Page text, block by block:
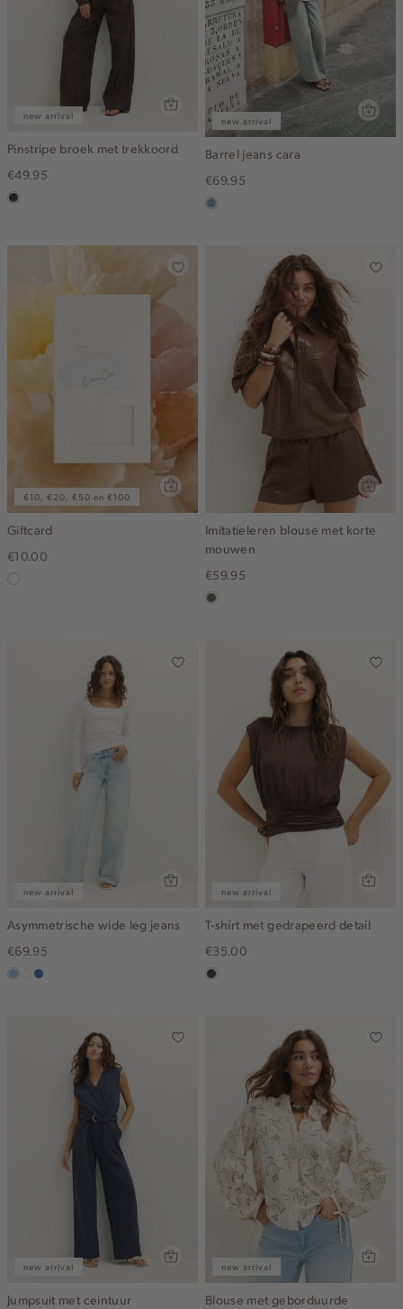
new arrival
Pinstripe broek met trekkoord
€49.95
choco
new arrival
Barrel jeans cara
€69.95
dusty
€10, €20, €50 en €100
Giftcard
€10.00
Imitatieleren blouse met korte
mouwen
€59.95
middenbruin
new arrival
Asymmetrische wide leg jeans
€69.95
blauw,
witblauw,
new arrival
T-shirt met gedrapeerd detail
€35.00
choco
new arrival
Jumpsuit met ceintuur
new arrival
Blouse met geborduurde